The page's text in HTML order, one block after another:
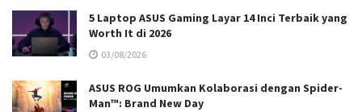
5 Laptop ASUS Gaming Layar 14 Inci Terbaik yang
Worth It di 2026
03/08/2026
ASUS ROG Umumkan Kolaborasi dengan Spider-
Man™: Brand New Day